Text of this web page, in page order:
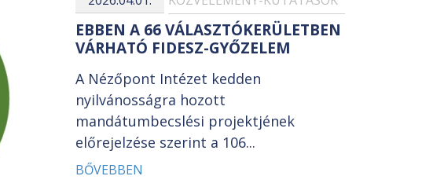
EBBEN A 66 VÁLASZTÓKERÜLETBEN
VÁRHATÓ FIDESZ-GYŐZELEM
A Nézőpont Intézet kedden
nyilvánosságra hozott
mandátumbecslési projektjének
előrejelzése szerint a 106...
BŐVEBBEN